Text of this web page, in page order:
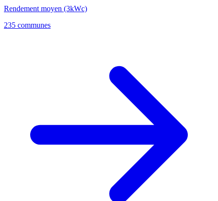
Rendement moyen (3kWc)
235 communes